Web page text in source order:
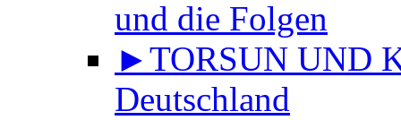
und die Folgen
►TORSUN UND
Deutschland